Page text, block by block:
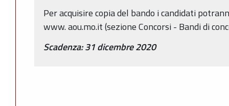
Per acquisire copia del bando i candidati
www. aou.mo.it (sezione Concorsi - Bandi di
Scadenza: 31 dicembre 2020